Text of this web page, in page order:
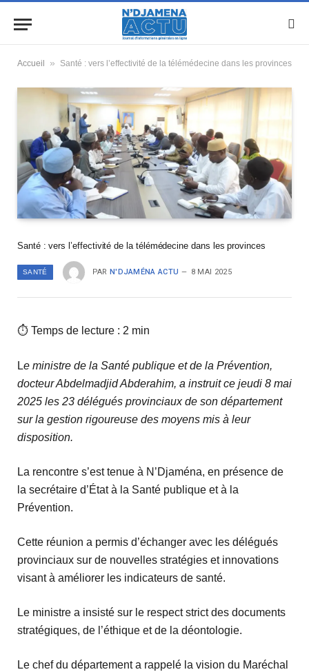
Accueil » Santé : vers l’effectivité de la télémédecine dans les provinces
Santé : vers l’effectivité de la télémédecine dans les provinces
SANTÉ PAR N'DJAMÉNA ACTU 8 MAI 2025
⏱ Temps de lecture : 2 min
Le ministre de la Santé publique et de la Prévention,
docteur Abdelmadjid Abderahim, a instruit ce jeudi 8 mai
2025 les 23 délégués provinciaux de son département
sur la gestion rigoureuse des moyens mis à leur
disposition.
La rencontre s’est tenue à N’Djaména, en présence de
la secrétaire d’État à la Santé publique et à la
Prévention.
Cette réunion a permis d’échanger avec les délégués
provinciaux sur de nouvelles stratégies et innovations
visant à améliorer les indicateurs de santé.
Le ministre a insisté sur le respect strict des documents
stratégiques, de l’éthique et de la déontologie.
Le chef du département a rappelé la vision du Maréchal